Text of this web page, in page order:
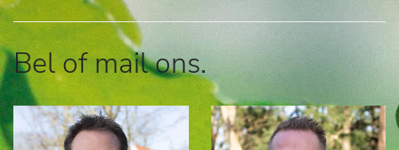
Bel of mail ons.